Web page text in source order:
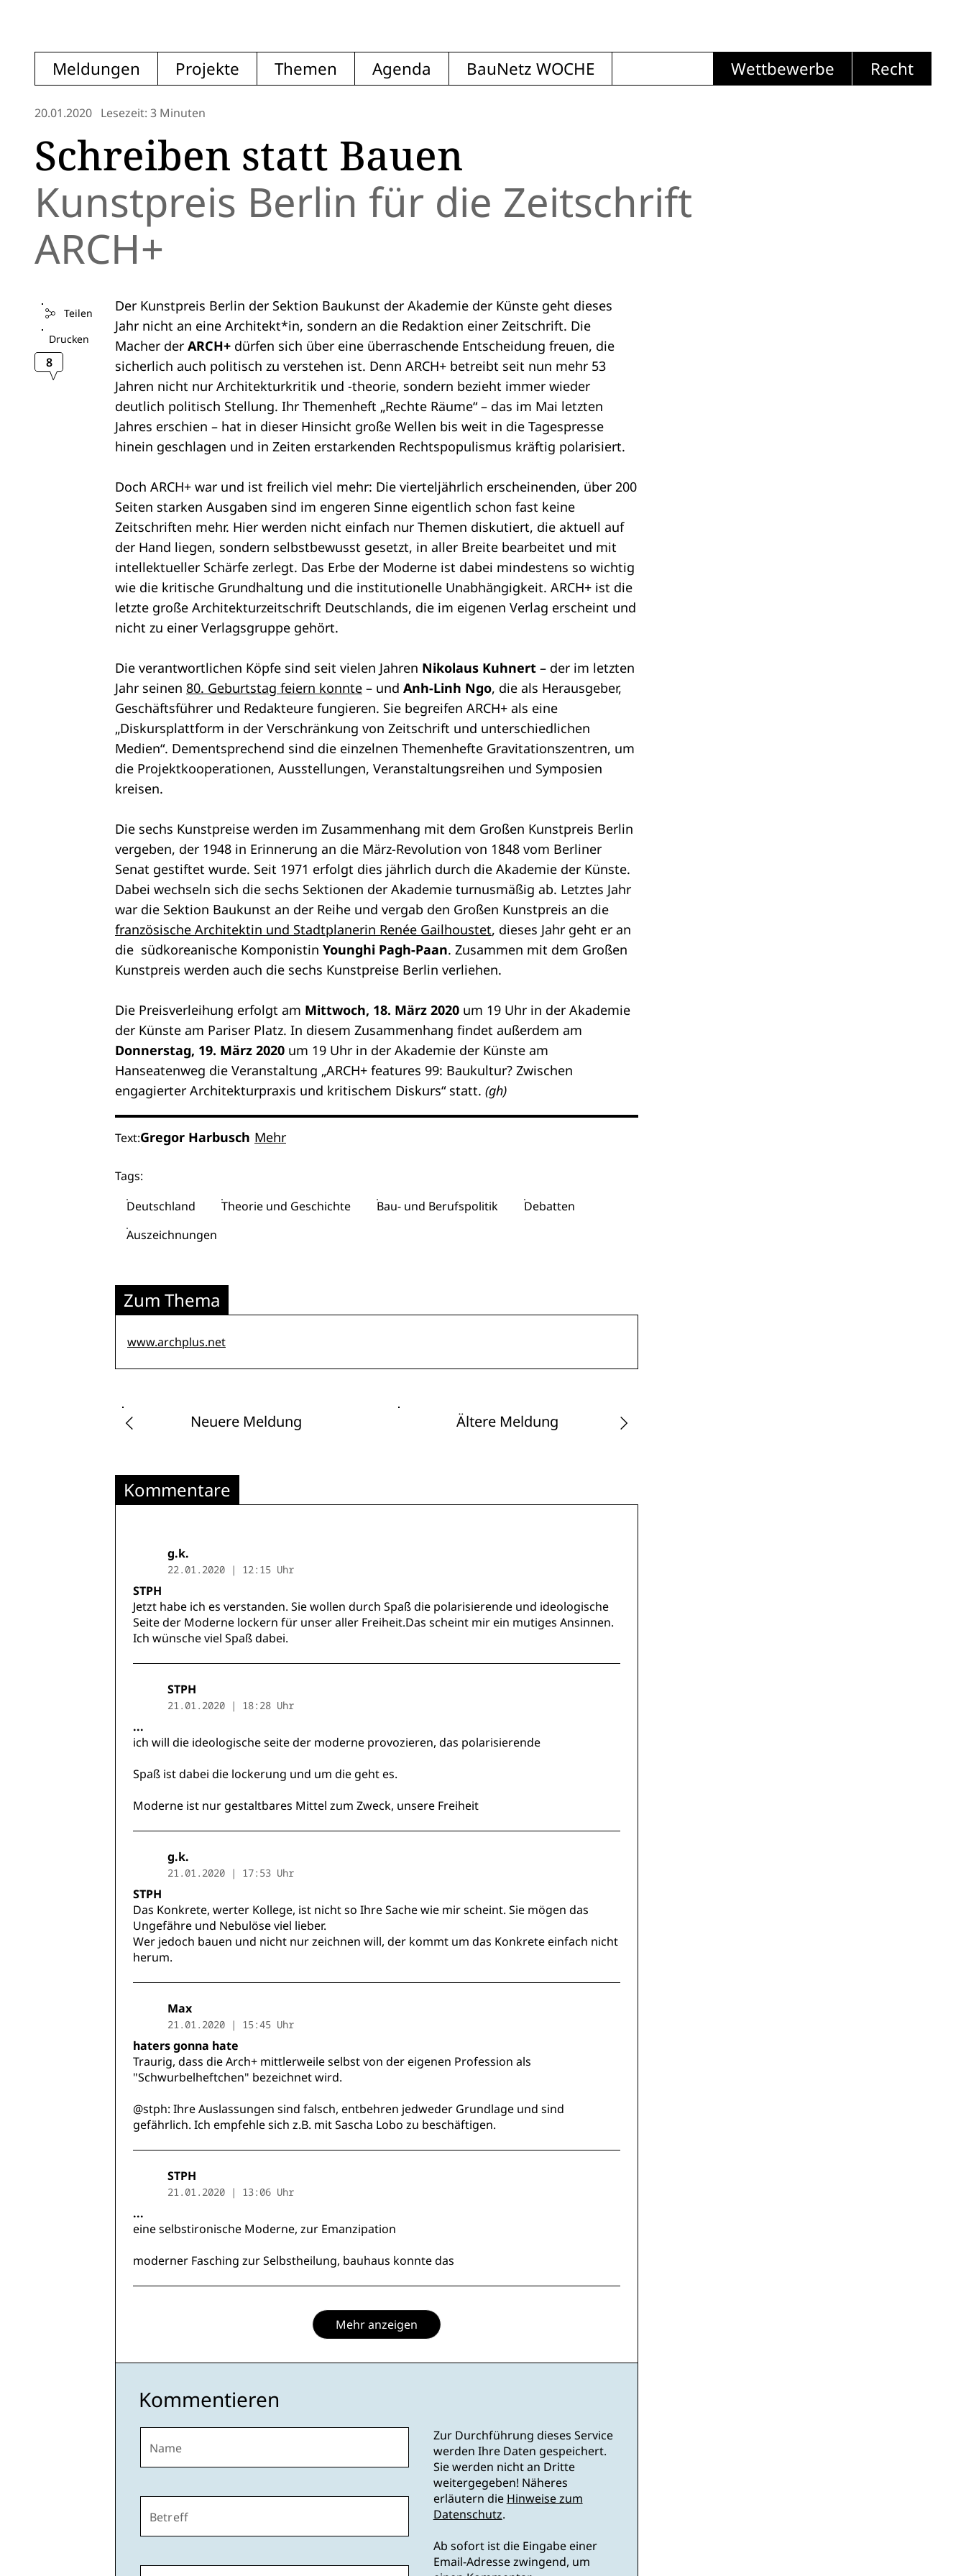
Meldungen Projekte Themen Agenda BauNetz WOCHE Wettbewerbe Recht
20.01.2020 Lesezeit: 3 Minuten
Schreiben statt Bauen
Kunstpreis Berlin für die Zeitschrift
ARCH+
Teilen
Drucken
8
Der Kunstpreis Berlin der Sektion Baukunst der Akademie der Künste geht dieses
Jahr nicht an eine Architekt*in, sondern an die Redaktion einer Zeitschrift. Die
Macher der ARCH+ dürfen sich über eine überraschende Entscheidung freuen, die
sicherlich auch politisch zu verstehen ist. Denn ARCH+ betreibt seit nun mehr 53
Jahren nicht nur Architekturkritik und -theorie, sondern bezieht immer wieder
deutlich politisch Stellung. Ihr Themenheft „Rechte Räume“ – das im Mai letzten
Jahres erschien – hat in dieser Hinsicht große Wellen bis weit in die Tagespresse
hinein geschlagen und in Zeiten erstarkenden Rechtspopulismus kräftig polarisiert.
Doch ARCH+ war und ist freilich viel mehr: Die vierteljährlich erscheinenden, über 200
Seiten starken Ausgaben sind im engeren Sinne eigentlich schon fast keine
Zeitschriften mehr. Hier werden nicht einfach nur Themen diskutiert, die aktuell auf
der Hand liegen, sondern selbstbewusst gesetzt, in aller Breite bearbeitet und mit
intellektueller Schärfe zerlegt. Das Erbe der Moderne ist dabei mindestens so wichtig
wie die kritische Grundhaltung und die institutionelle Unabhängigkeit. ARCH+ ist die
letzte große Architekturzeitschrift Deutschlands, die im eigenen Verlag erscheint und
nicht zu einer Verlagsgruppe gehört.
Die verantwortlichen Köpfe sind seit vielen Jahren Nikolaus Kuhnert – der im letzten
Jahr seinen 80. Geburtstag feiern konnte – und Anh-Linh Ngo, die als Herausgeber,
Geschäftsführer und Redakteure fungieren. Sie begreifen ARCH+ als eine
„Diskursplattform in der Verschränkung von Zeitschrift und unterschiedlichen
Medien“. Dementsprechend sind die einzelnen Themenhefte Gravitationszentren, um
die Projektkooperationen, Ausstellungen, Veranstaltungsreihen und Symposien
kreisen.
Die sechs Kunstpreise werden im Zusammenhang mit dem Großen Kunstpreis Berlin
vergeben, der 1948 in Erinnerung an die März-Revolution von 1848 vom Berliner
Senat gestiftet wurde. Seit 1971 erfolgt dies jährlich durch die Akademie der Künste.
Dabei wechseln sich die sechs Sektionen der Akademie turnusmäßig ab. Letztes Jahr
war die Sektion Baukunst an der Reihe und vergab den Großen Kunstpreis an die
französische Architektin und Stadtplanerin Renée Gailhoustet, dieses Jahr geht er an
die südkoreanische Komponistin Younghi Pagh-Paan. Zusammen mit dem Großen
Kunstpreis werden auch die sechs Kunstpreise Berlin verliehen.
Die Preisverleihung erfolgt am Mittwoch, 18. März 2020 um 19 Uhr in der Akademie
der Künste am Pariser Platz. In diesem Zusammenhang findet außerdem am
Donnerstag, 19. März 2020 um 19 Uhr in der Akademie der Künste am
Hanseatenweg die Veranstaltung „ARCH+ features 99: Baukultur? Zwischen
engagierter Architekturpraxis und kritischem Diskurs“ statt. (gh)
Text:Gregor Harbusch Mehr
Tags:
Deutschland
Theorie und Geschichte Bau- und Berufspolitik
Debatten
Auszeichnungen
Zum Thema
www.archplus.net
Neuere Meldung Ältere Meldung
Kommentare
g.k.
22.01.2020 | 12:15 Uhr
STPH
Jetzt habe ich es verstanden. Sie wollen durch Spaß die polarisierende und ideologische
Seite der Moderne lockern für unser aller Freiheit.Das scheint mir ein mutiges Ansinnen.
Ich wünsche viel Spaß dabei.
STPH
21.01.2020 | 18:28 Uhr
...
ich will die ideologische seite der moderne provozieren, das polarisierende
Spaß ist dabei die lockerung und um die geht es.
Moderne ist nur gestaltbares Mittel zum Zweck, unsere Freiheit
g.k.
21.01.2020 | 17:53 Uhr
STPH
Das Konkrete, werter Kollege, ist nicht so Ihre Sache wie mir scheint. Sie mögen das
Ungefähre und Nebulöse viel lieber.
Wer jedoch bauen und nicht nur zeichnen will, der kommt um das Konkrete einfach nicht
herum.
Max
21.01.2020 | 15:45 Uhr
haters gonna hate
Traurig, dass die Arch+ mittlerweile selbst von der eigenen Profession als
"Schwurbelheftchen" bezeichnet wird.
@stph: Ihre Auslassungen sind falsch, entbehren jedweder Grundlage und sind
gefährlich. Ich empfehle sich z.B. mit Sascha Lobo zu beschäftigen.
STPH
21.01.2020 | 13:06 Uhr
...
eine selbstironische Moderne, zur Emanzipation
moderner Fasching zur Selbstheilung, bauhaus konnte das
Mehr anzeigen
Kommentieren
Name
Betreff
Zur Durchführung dieses Service
werden Ihre Daten gespeichert.
Sie werden nicht an Dritte
weitergegeben! Näheres
erläutern die Hinweise zum
Datenschutz.
Ab sofort ist die Eingabe einer
Email-Adresse zwingend, um